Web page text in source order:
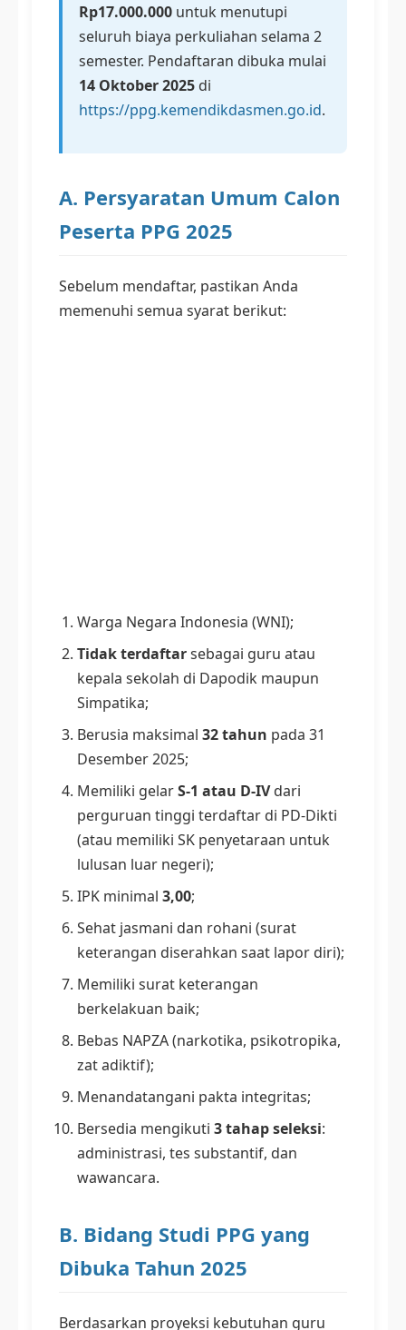
Rp17.000.000 untuk menutupi
seluruh biaya perkuliahan selama 2
semester. Pendaftaran dibuka mulai
14 Oktober 2025 di
https://ppg.kemendikdasmen.go.id.
A. Persyaratan Umum Calon
Peserta PPG 2025
Sebelum mendaftar, pastikan Anda
memenuhi semua syarat berikut:
Warga Negara Indonesia (WNI);
Tidak terdaftarsebagai guru atau
kepala sekolah di Dapodik maupun
Simpatika;
Berusia maksimal 32 tahun pada 31
Desember 2025;
Memiliki gelarS-1 atau D-IVdari
perguruan tinggi terdaftar di PD-Dikti
(atau memiliki SK penyetaraan untuk
lulusan luar negeri);
IPK minimal 3,00;
Sehat jasmani dan rohani (surat
keterangan diserahkan saat lapor diri);
Memiliki surat keterangan
berkelakuan baik;
Bebas NAPZA (narkotika, psikotropika,
zat adiktif);
Menandatangani pakta integritas;
Bersedia mengikuti 3 tahap seleksi:
administrasi, tes substantif, dan
wawancara.
B. Bidang Studi PPG yang
Dibuka Tahun 2025
Berdasarkan proyeksi kebutuhan guru